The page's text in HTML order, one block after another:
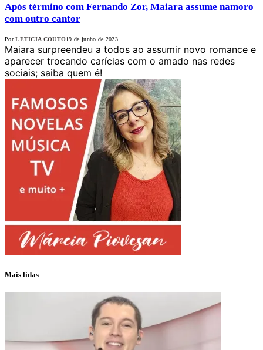
Após término com Fernando Zor, Maiara assume namoro
com outro cantor
Por LETICIA COUTO19 de junho de 2023
Maiara surpreendeu a todos ao assumir novo romance e
aparecer trocando carícias com o amado nas redes
sociais; saiba quem é!
Mais lidas